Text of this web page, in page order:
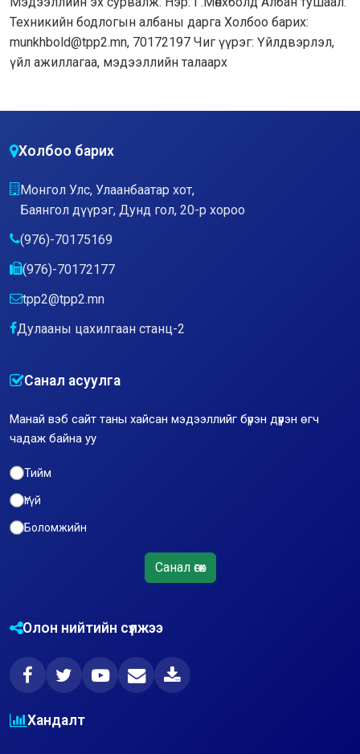
Техникийн бодлогын албаны дарга Холбоо барих:
munkhbold@tpp2.mn, 70172197 Чиг үүрэг: Үйлдвэрлэл,
үйл ажиллагаа, мэдээллийн талаарх
Холбоо барих
Монгол Улс, Улаанбаатар хот,
Баянгол дүүрэг, Дунд гол, 20-р хороо
(976)-70175169
(976)-70172177
tpp2@tpp2.mn
Дулааны цахилгаан станц-2
Санал асуулга
Манай вэб сайт таны хайсан мэдээллийг бүрэн дүүрэн өгч
чадаж байна уу
Тийм
Үгүй
Боломжийн
Санал өгөх
Олон нийтийн сүлжээ
Хандалт